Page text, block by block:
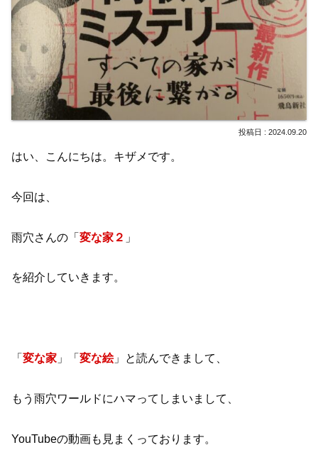
2024.09.20
はい、こんにちは。キザメです。
今回は、
雨穴さんの「 変な家２ 」
を紹介していきます。
「 変な家 」「 変な絵」と読んできまして、
もう雨穴ワールドにハマってしまいまして、
YouTubeの動画も見まくっております。